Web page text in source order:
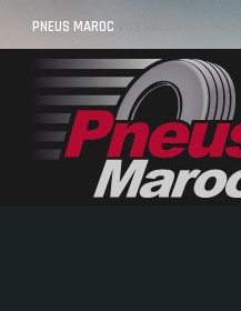
PNEUS MAROC VOS PNEUS AU